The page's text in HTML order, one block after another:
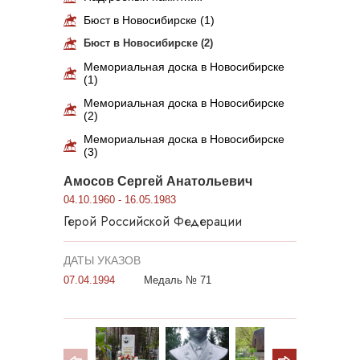
Бюст в Новосибирске (1)
Бюст в Новосибирске (2)
Мемориальная доска в Новосибирске
(1)
Мемориальная доска в Новосибирске
(2)
Мемориальная доска в Новосибирске
(3)
Амосов Сергей Анатольевич
04.10.1960 - 16.05.1983
Герой Российской Федерации
ДАТЫ УКАЗОВ
07.04.1994 Медаль № 71